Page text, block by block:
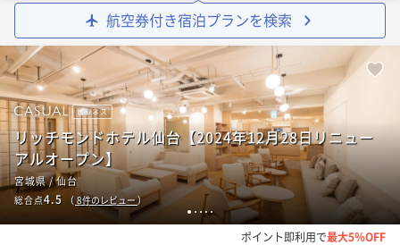
航空券付き宿泊プランを検索
1 2 345
ビジネス
リッチモンドホテル仙台【2024年12月28日リニュー
アルオープン】
宮城県 / 仙台
総合点4.5 （8件のレビュー）
ポイント即利用で最大5％OFF